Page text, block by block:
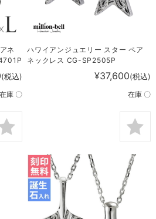
ネ
(税込)
在庫 〇
ハワイアンジュエリー スター ペア
ネックレス CG-SP2505P
¥37,600(税込)
在庫 〇